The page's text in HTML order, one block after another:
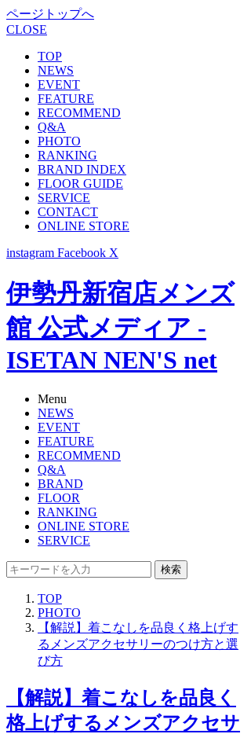
ページトップへ
CLOSE
TOP
NEWS
EVENT
FEATURE
RECOMMEND
Q&A
PHOTO
RANKING
BRAND INDEX
FLOOR GUIDE
SERVICE
CONTACT
ONLINE STORE
instagram Facebook X
伊勢丹新宿店メンズ
館 公式メディア -
ISETAN NEN'S net
Menu
NEWS
EVENT
FEATURE
RECOMMEND
Q&A
BRAND
FLOOR
RANKING
ONLINE STORE
SERVICE
検索
TOP
PHOTO
【解説】着こなしを品良く格上げす
るメンズアクセサリーのつけ方と選
び方
【解説】着こなしを品良く
格上げするメンズアクセサ